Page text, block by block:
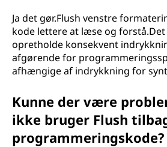
Ja det gør.Flush venstre
kode lettere at læse og
opretholde konsekvent
afgørende for
afhængige af indrykkning for
Kunne der være
ikke bruger Flush
programmeringskode?